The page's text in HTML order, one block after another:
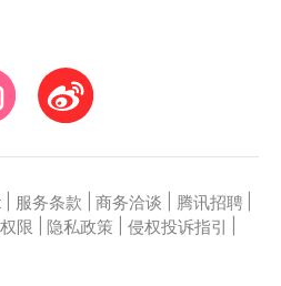
据链，随时可查，支持法庭
律效力
服务条款 商务洽谈 腾讯招聘
限 隐私政策 侵权投诉指引